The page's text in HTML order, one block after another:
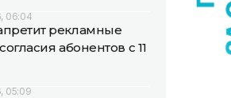
06:04
рекламные
абонентов с 11
05:09